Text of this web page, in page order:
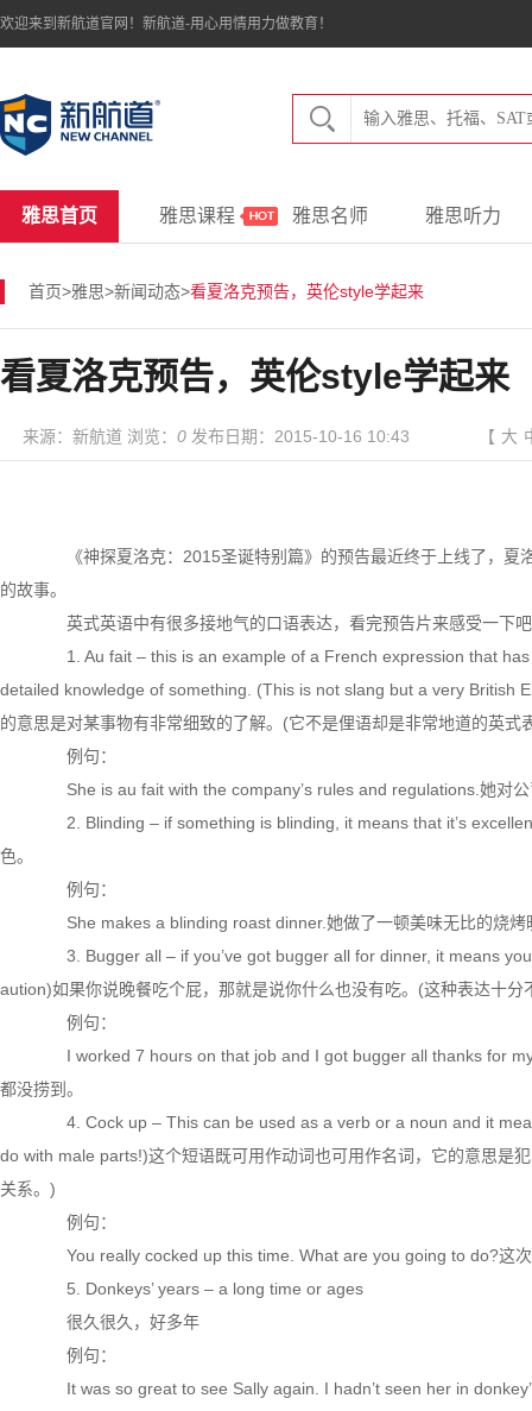
欢迎来到新航道官网！新航道-用心用情用力做教育！
雅思首页 雅思课程 雅思名师 雅思听力
首页>雅思>新闻动态>看夏洛克预告，英伦style学起来
看夏洛克预告，英伦style学起来
来源：新航道 浏览： 0 发布日期：2015-10-16 10:43 【 大
《神探夏洛克：2015圣诞特别篇》的预告最近终于上线了，夏
的故事。
英式英语中有很多接地气的口语表达，看完预告片来感受一下
1. Au fait – this is an example of a French expression that
detailed knowledge of something. (This is not slang but a very British
的意思是对某事物有非常细致的了解。(它不是俚语却是非常地道的英式
例句：
She is au fait with the company’s rules and regulations.她对公
2. Blinding – if something is blinding, it means that it’s
色。
例句：
She makes a blinding roast dinner.她做了一顿美味无比的烧烤
3. Bugger all – if you’ve got bugger all for dinner, it means
aution)如果你说晚餐吃个屁，那就是说你什么也没有吃。(这种表达十分
例句：
I worked 7 hours on that job and I got bugger all thanks for
都没捞到。
4. Cock up – This can be used as a verb or a noun and it
do with male parts!)这个短语既可用作动词也可用作名词，它的意思是
关系。)
例句：
You really cocked up this time. What are you going to do?这次
5. Donkeys’ years – a long time or ages
很久很久，好多年
例句：
It was so great to see Sally again. I hadn’t seen her in